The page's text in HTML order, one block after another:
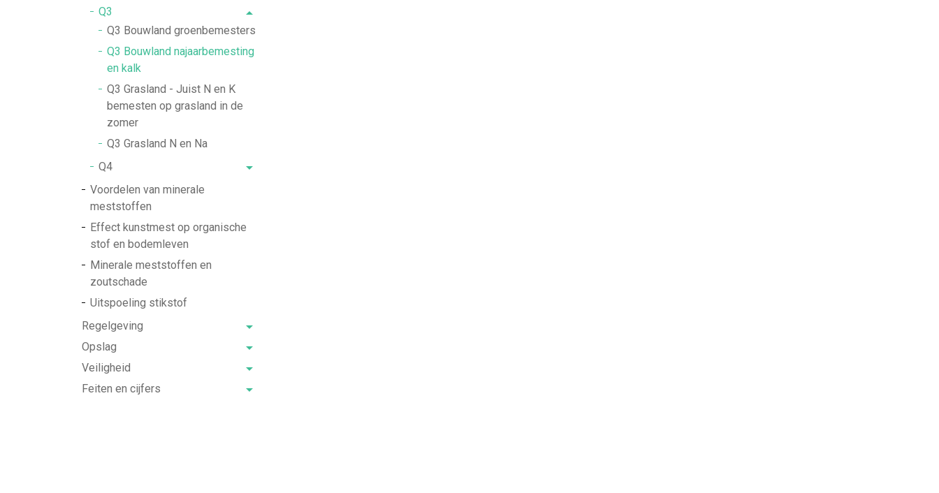
Q3
Q3 Bouwland groenbemesters
Q3 Bouwland najaarbemesting
en kalk
Q3 Grasland - Juist N en K
bemesten op grasland in de
zomer
Q3 Grasland N en Na
Q4
Voordelen van minerale
meststoffen
Effect kunstmest op organische
stof en bodemleven
Minerale meststoffen en
zoutschade
Uitspoeling stikstof
Regelgeving
Opslag
Veiligheid
Feiten en cijfers